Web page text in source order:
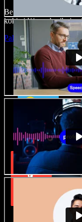
Be jokių mokymų ir
kokią idėją,
Paleisti studiją